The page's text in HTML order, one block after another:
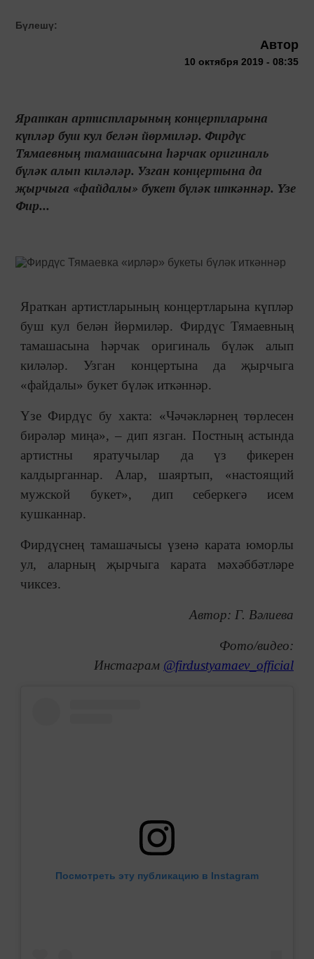
Бүлешү:
Автор
10 октября 2019 - 08:35
Яраткан артистларының концертларына
күпләр буш кул белән йөрмиләр. Фирдүс
Тямаевның тамашасына һәрчак оригиналь
бүләк алып киләләр. Узган концертына да
җырчыга «файдалы» букет бүләк иткәннәр. Үзе
Фир...
Яраткан артистларының концертларына күпләр
буш кул белән йөрмиләр. Фирдүс Тямаевның
тамашасына һәрчак оригиналь бүләк алып
киләләр. Узган концертына да җырчыга
«файдалы» букет бүләк иткәннәр.
Үзе Фирдүс бу хакта: «Чәчәкләрнең төрлесен
бирәләр миңа», – дип язган. Постның астында
артистны яратучылар да үз фикерен
калдырганнар. Алар, шаяртып, «настоящий
мужской букет», дип себеркегә исем
кушканнар.
Фирдүснең тамашачысы үзенә карата юморлы
ул, аларның җырчыга карата мәхәббәтләре
чиксез.
Автор: Г. Вәлиева
Фото/видео:
Инстаграм @firdustyamaev_official
Посмотреть эту публикацию в Instagram